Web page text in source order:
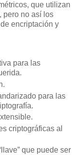
que utilizan
pero no así los
encriptación y
para las
para las
criptográficas al
que puede ser